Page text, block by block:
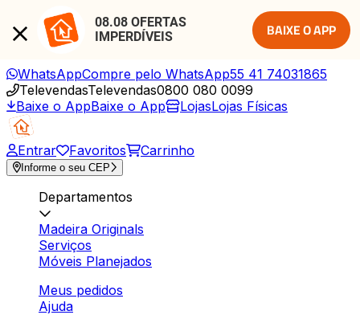
08.08 OFERTAS
IMPERDÍVEIS
BAIXE O APP
WhatsAppCompre pelo WhatsApp55 41 74031865
TelevendasTelevendas0800 080 0099
Baixe o AppBaixe o App LojasLojas Físicas
Entrar Favoritos Carrinho
Informe o seu CEP
Departamentos
Madeira Originals
Serviços
Móveis Planejados
Meus pedidos
Ajuda